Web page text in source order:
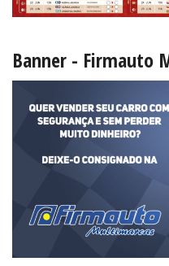
Banner - Firmauto